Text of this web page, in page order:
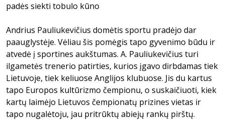
padės siekti tobulo kūno
Andrius Pauliukevičius domėtis sportu pradėjo dar
paauglystėje. Vėliau šis pomėgis tapo gyvenimo būdu ir
atvedė į sportines aukštumas. A. Pauliukevičius turi
ilgametės trenerio patirties, kurios įgavo dirbdamas tiek
Lietuvoje, tiek keliuose Anglijos klubuose. Jis du kartus
tapo Europos kultūrizmo čempionu, o suskaičiuoti, kiek
kartų laimėjo Lietuvos čempionatų prizines vietas ir
tapo nugalėtoju, jau pritrūktų abiejų rankų pirštų.